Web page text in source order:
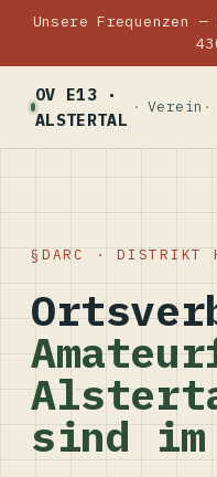
Unsere Frequenzen —
OV E13 ·
ALSTERTAL
Verein
DARC · DISTRIKT
sind im